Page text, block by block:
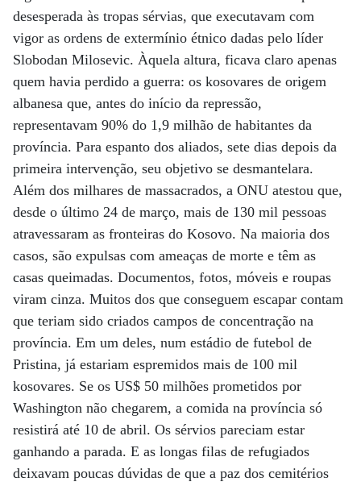
desesperada às tropas sérvias, que executavam com
vigor as ordens de extermínio étnico dadas pelo líder
Slobodan Milosevic. Àquela altura, ficava claro apenas
quem havia perdido a guerra: os kosovares de origem
albanesa que, antes do início da repressão,
representavam 90% do 1,9 milhão de habitantes da
província. Para espanto dos aliados, sete dias depois da
primeira intervenção, seu objetivo se desmantelara.
Além dos milhares de massacrados, a ONU atestou que,
desde o último 24 de março, mais de 130 mil pessoas
atravessaram as fronteiras do Kosovo. Na maioria dos
casos, são expulsas com ameaças de morte e têm as
casas queimadas. Documentos, fotos, móveis e roupas
viram cinza. Muitos dos que conseguem escapar contam
que teriam sido criados campos de concentração na
província. Em um deles, num estádio de futebol de
Pristina, já estariam espremidos mais de 100 mil
kosovares. Se os US$ 50 milhões prometidos por
Washington não chegarem, a comida na província só
resistirá até 10 de abril. Os sérvios pareciam estar
ganhando a parada. E as longas filas de refugiados
deixavam poucas dúvidas de que a paz dos cemitérios